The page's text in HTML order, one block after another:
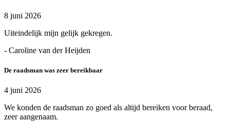
8 juni 2026
Uiteindelijk mijn gelijk gekregen.
- Caroline van der Heijden
De raadsman was zeer bereikbaar
4 juni 2026
We konden de raadsman zo goed als altijd bereiken voor beraad,
zeer aangenaam.